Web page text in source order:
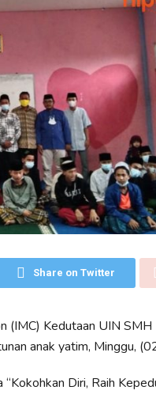
Share on Twitter
(IMC) Kedutaan UIN SMH
anak yatim, Minggu,
Diri, Raih